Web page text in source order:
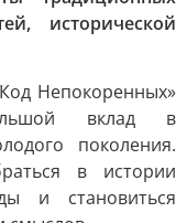
исторической
Непокоренных»
вклад в
поколения.
в истории
и становиться